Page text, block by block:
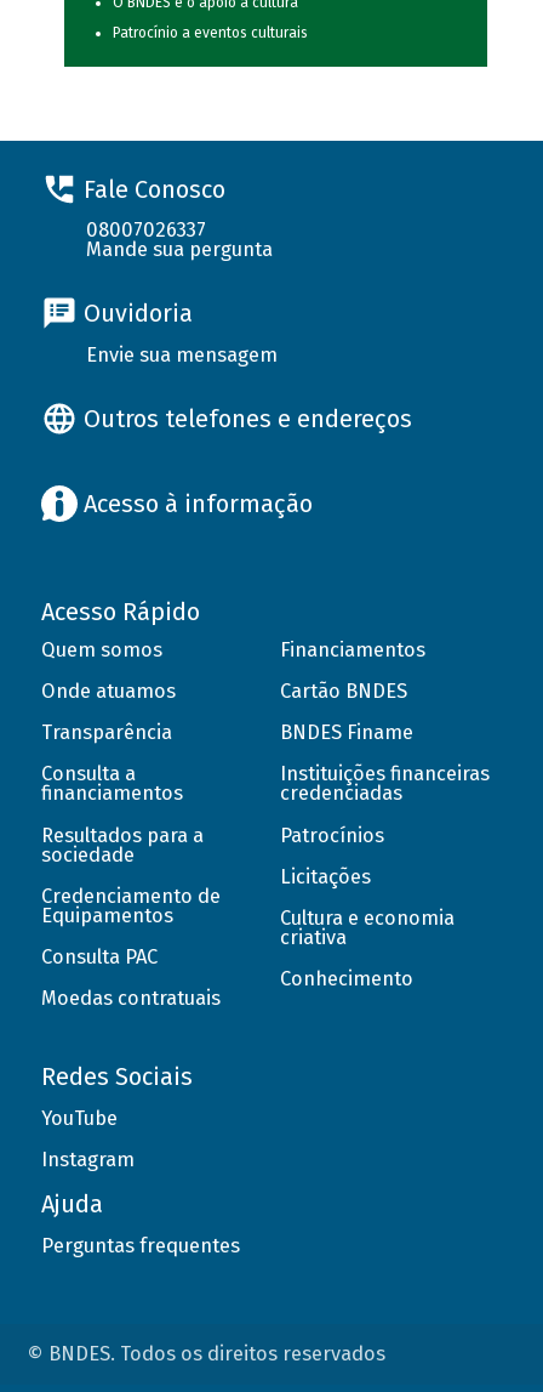
Patrocínio a eventos culturais
Fale Conosco
08007026337
Mande sua pergunta
Ouvidoria
Envie sua mensagem
Outros telefones e endereços
Acesso à informação
Acesso Rápido
Quem somos
Onde atuamos
Transparência
Consulta a
financiamentos
Resultados para a
sociedade
Credenciamento de
Equipamentos
Consulta PAC
Moedas contratuais
Financiamentos
Cartão BNDES
BNDES Finame
Instituições financeiras
credenciadas
Patrocínios
Licitações
Cultura e economia
criativa
Conhecimento
Redes Sociais
YouTube
Instagram
Ajuda
Perguntas frequentes
© BNDES. Todos os direitos reservados